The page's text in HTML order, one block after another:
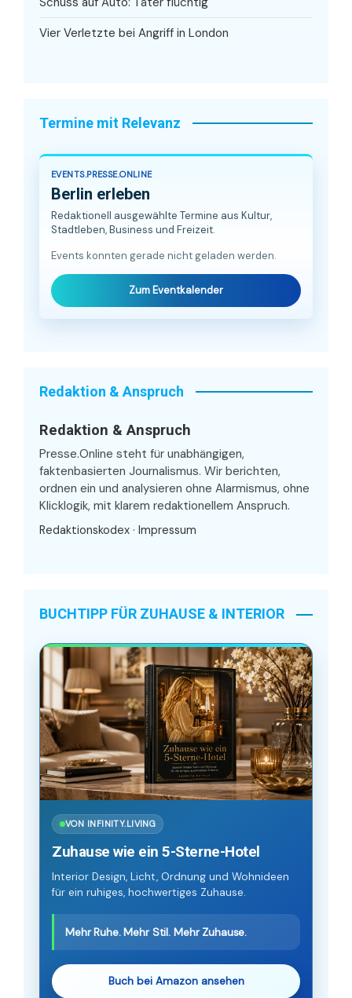
Vier Verletzte bei Angriff in London
Termine mit Relevanz
EVENTS.PRESSE.ONLINE
Berlin erleben
Redaktionell ausgewählte Termine aus Kultur,
Stadtleben, Business und Freizeit.
Events konnten gerade nicht geladen werden.
Zum Eventkalender
Redaktion & Anspruch
Redaktion & Anspruch
Presse.Online steht für unabhängigen,
faktenbasierten Journalismus. Wir berichten,
ordnen ein und analysieren ohne Alarmismus, ohne
Klicklogik, mit klarem redaktionellem Anspruch.
Redaktionskodex · Impressum
BUCHTIPP FÜR ZUHAUSE & INTERIOR
VON INFINITY.LIVING
Zuhause wie ein 5-Sterne-Hotel
Interior Design, Licht, Ordnung und Wohnideen
für ein ruhiges, hochwertiges Zuhause.
Mehr Ruhe. Mehr Stil. Mehr Zuhause.
Buch bei Amazon ansehen